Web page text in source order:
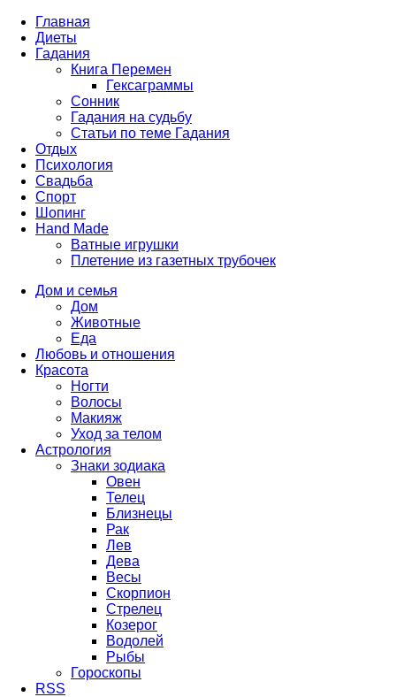
Главная
Диеты
Гадания
Книга Перемен
Гексаграммы
Сонник
Гадания на судьбу
Статьи по теме Гадания
Отдых
Психология
Свадьба
Спорт
Шопинг
Hand Made
Ватные игрушки
Плетение из газетных трубочек
Дом и семья
Дом
Животные
Еда
Любовь и отношения
Красота
Ногти
Волосы
Макияж
Уход за телом
Астрология
Знаки зодиака
Овен
Телец
Близнецы
Рак
Лев
Дева
Весы
Скорпион
Стрелец
Козерог
Водолей
Рыбы
Гороскопы
RSS